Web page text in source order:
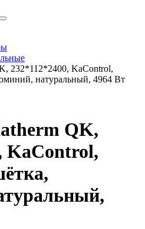
232*112*2400, KaControl,
натуральный, 4964 Вт
QK,
KaControl,